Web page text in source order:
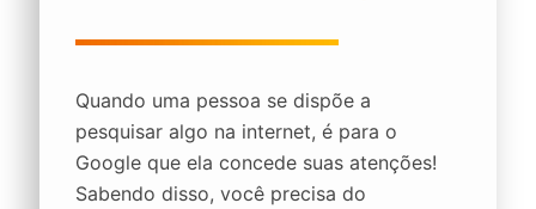
Quando uma pessoa se dispõe a
pesquisar algo na internet, é para o
Google que ela concede suas atenções!
Sabendo disso, você precisa do